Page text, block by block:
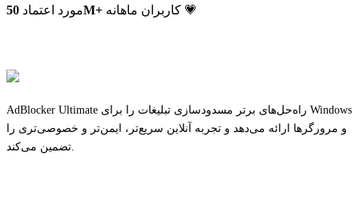
مورد اعتماد 50 M+ کاربران ماهانه 💗
AdBlocker Ultimate راه‌حل‌های برتر مسدودسازی تبلیغات را برای Windows
و مرورگرها ارائه می‌دهد و تجربه آنلاین سریع‌تر، ایمن‌تر و خصوصی‌تری را